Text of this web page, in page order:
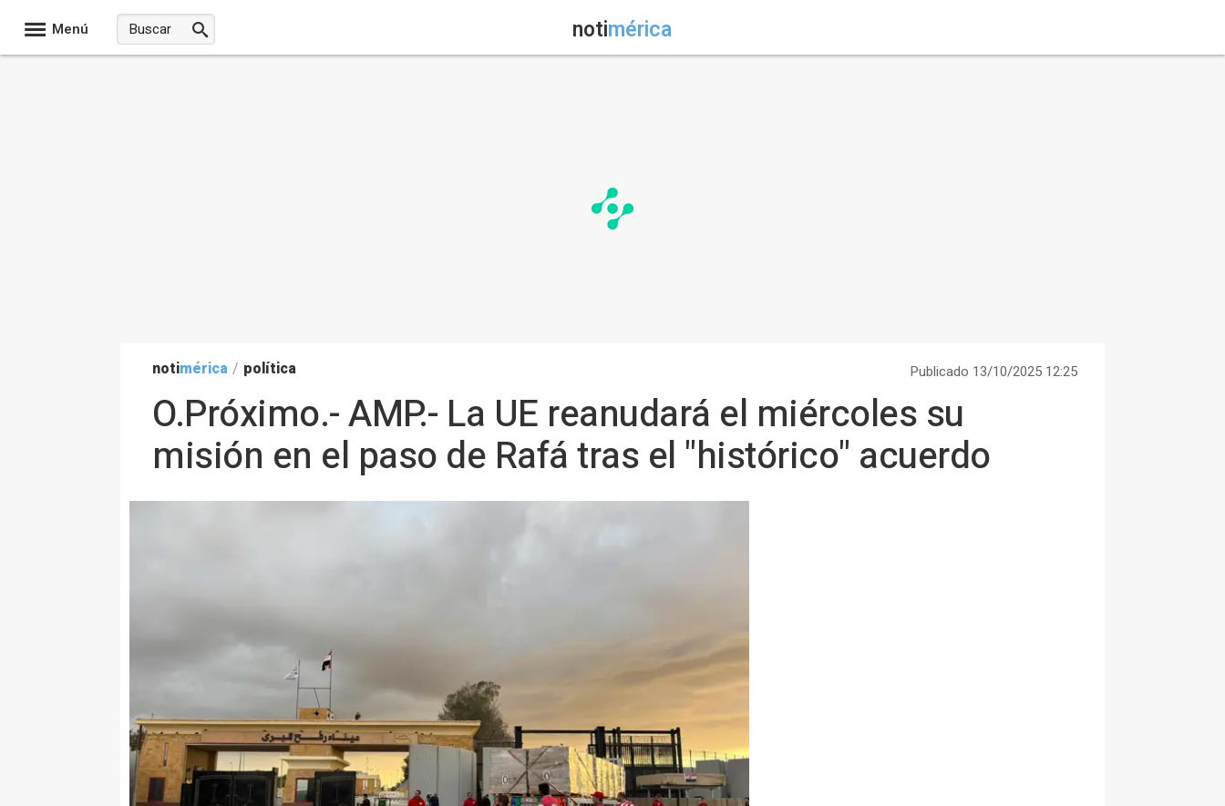
Menú notimérica
notimérica / política Publicado 13/10/2025 12:25
O.Próximo.- AMP.- La UE reanudará el miércoles su
misión en el paso de Rafá tras el "histórico" acuerdo